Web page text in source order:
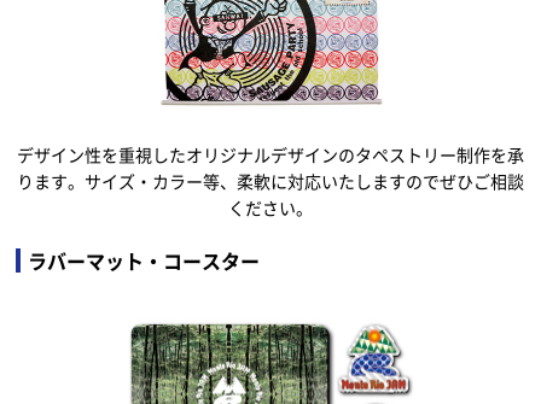
デザイン性を重視したオリジナルデザインのタペストリー制作を承
ります。サイズ・カラー等、柔軟に対応いたしますのでぜひご相談
ください。
ラバーマット・コースター